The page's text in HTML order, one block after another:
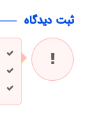
ثبت دیدگاه